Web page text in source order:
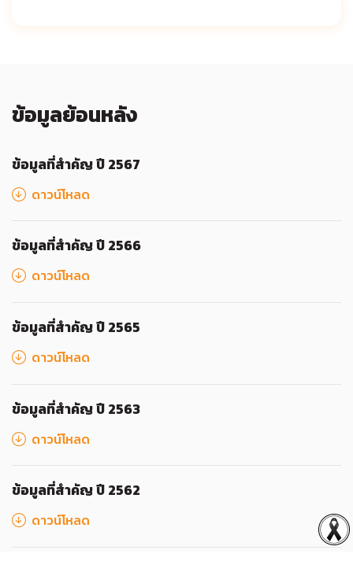
ข้อมูลย้อนหลัง
ข้อมูลที่สำคัญ ปี 2567
ดาวน์โหลด
ข้อมูลที่สำคัญ ปี 2566
ดาวน์โหลด
ข้อมูลที่สำคัญ ปี 2565
ดาวน์โหลด
ข้อมูลที่สำคัญ ปี 2563
ดาวน์โหลด
ข้อมูลที่สำคัญ ปี 2562
ดาวน์โหลด